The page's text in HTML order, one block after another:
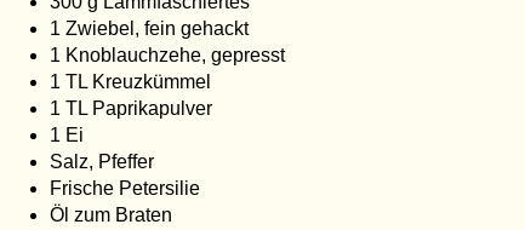
1 Zwiebel, fein gehackt
1 Knoblauchzehe, gepresst
1 TL Kreuzkümmel
1 TL Paprikapulver
1 Ei
Salz, Pfeffer
Frische Petersilie
Öl zum Braten